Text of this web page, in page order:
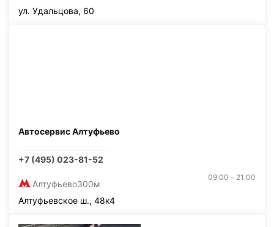
ул. Удальцова, 60
Автосервис Алтуфьево
+7 (495) 023-81-52
Алтуфьево300м
09:00 - 21:00
Алтуфьевское ш., 48к4